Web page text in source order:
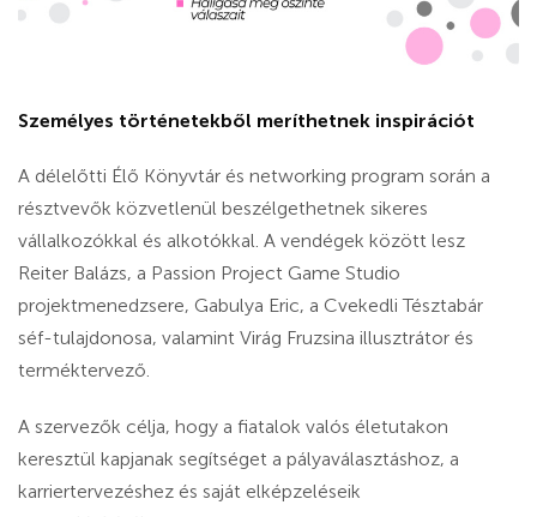
Személyes történetekből meríthetnek inspirációt
A délelőtti Élő Könyvtár és networking program során a
résztvevők közvetlenül beszélgethetnek sikeres
vállalkozókkal és alkotókkal. A vendégek között lesz
Reiter Balázs, a Passion Project Game Studio
projektmenedzsere, Gabulya Eric, a Cvekedli Tésztabár
séf-tulajdonosa, valamint Virág Fruzsina illusztrátor és
terméktervező.
A szervezők célja, hogy a fiatalok valós életutakon
keresztül kapjanak segítséget a pályaválasztáshoz, a
karriertervezéshez és saját elképzeléseik